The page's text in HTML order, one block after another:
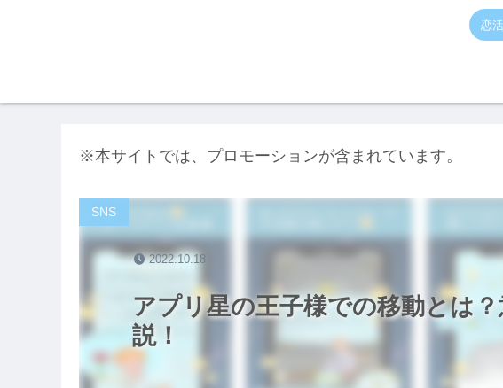
恋
※本サイトでは、プロモーションが含まれています。
アプリ星の王子様での移動とは
説！
SNS
2022.10.18